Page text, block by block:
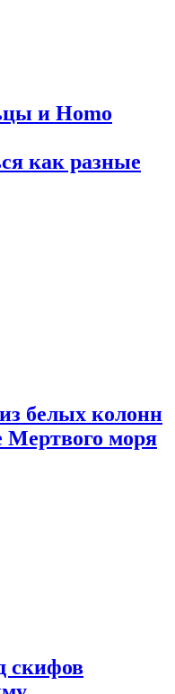
и Homo
как разные
белых колонн
Мертвого моря
скифов